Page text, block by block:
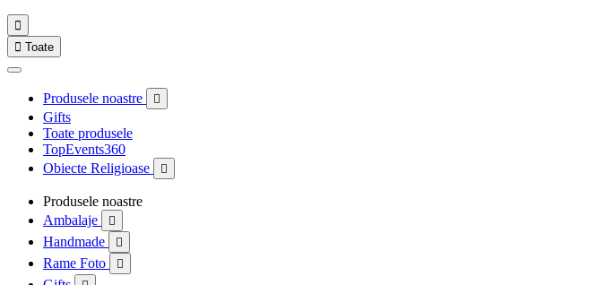

 Toate
Produsele noastre 
Gifts
Toate produsele
TopEvents360
Obiecte Religioase

Produsele noastre
Ambalaje

Handmade 
Rame Foto 